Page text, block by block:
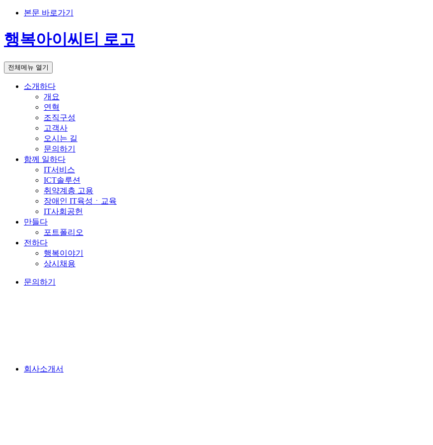
본문 바로가기
행복아이씨티 로고
전체메뉴 열기
소개하다
개요
연혁
조직구성
고객사
오시는 길
문의하기
함께 일하다
IT서비스
ICT솔루션
취약계층 고용
장애인 IT육성ㆍ교육
IT사회공헌
만들다
포트폴리오
전하다
행복이야기
상시채용
문의하기
회사소개서